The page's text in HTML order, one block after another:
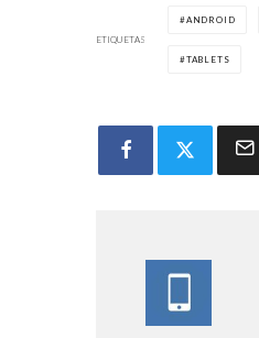
ETIQUETAS
ANDROID
TABLETS